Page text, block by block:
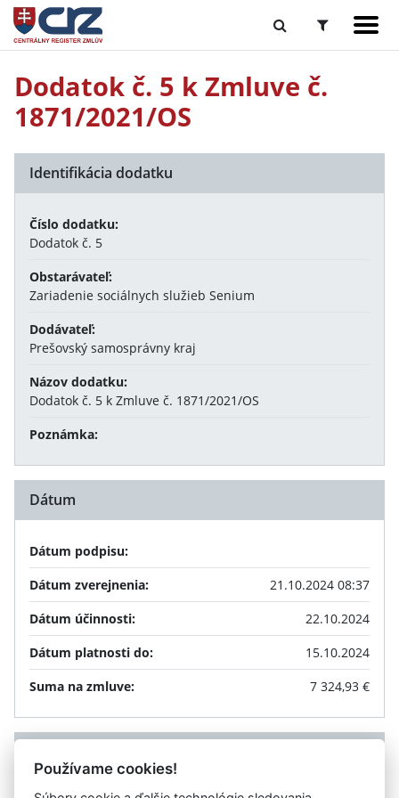
Dodatok č. 5 k Zmluve č.
1871/2021/OS
Identifikácia dodatku
Číslo dodatku:
Dodatok č. 5
Obstarávateľ:
Zariadenie sociálnych služieb Senium
Dodávateľ:
Prešovský samosprávny kraj
Názov dodatku:
Dodatok č. 5 k Zmluve č. 1871/2021/OS
Poznámka:
Dátum
Dátum podpisu:
Dátum zverejnenia:
21.10.2024 08:37
Dátum účinnosti:
22.10.2024
Dátum platnosti do:
15.10.2024
Suma na zmluve:
7 324,93 €
Používame cookies!